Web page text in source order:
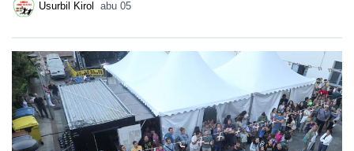
Usurbil Kirol abu 05